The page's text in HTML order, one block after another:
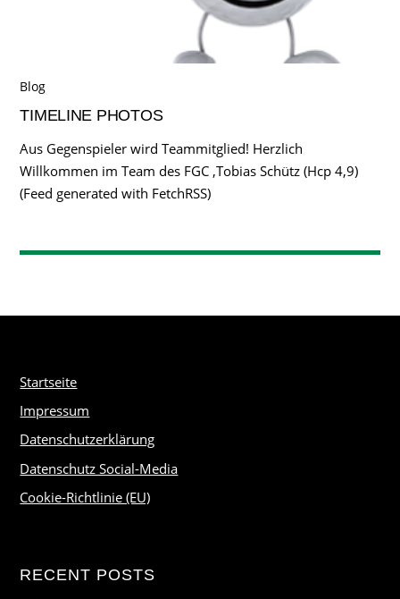
Blog
TIMELINE PHOTOS
Aus Gegenspieler wird Teammitglied! Herzlich
Willkommen im Team des FGC ,Tobias Schütz (Hcp 4,9)
(Feed generated with FetchRSS)
Startseite
Impressum
Datenschutzerklärung
Datenschutz Social-Media
Cookie-Richtlinie (EU)
RECENT POSTS